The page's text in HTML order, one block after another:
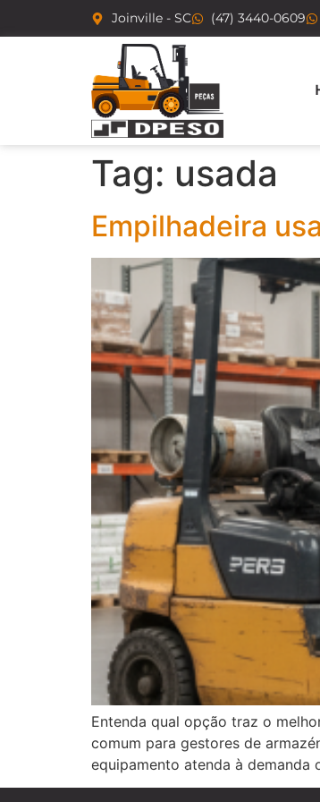
Joinville - SC (47) 3440-0609
Tag: usada
Empilhadeira
Entenda qual opção traz o
comum para gestores de
equipamento atenda à demanda